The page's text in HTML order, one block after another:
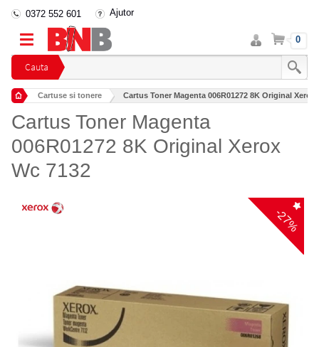
Cauta
0372 552 601 Ajutor
Intra
in
cont
Cos 0
Cartuse si tonere Cartus Toner Magenta 006R01272 8K Original Xerox
Cartus Toner Magenta
006R01272 8K Original Xerox
Wc 7132
-27%